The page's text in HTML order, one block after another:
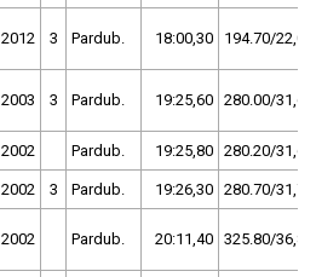
2012 3 Pardub. 18:00,30 194.70/22,0
2003 3 Pardub. 19:25,60 280.00/31,6
2002 Pardub. 19:25,80 280.20/31,6
2002 3 Pardub. 19:26,30 280.70/31,7
2002 Pardub. 20:11,40 325.80/36,8